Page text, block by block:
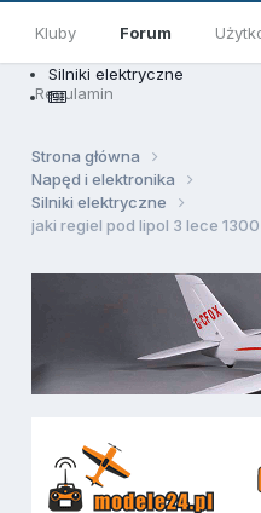
Kluby Forum
Regulamin
Silniki elektryczne
Strona główna
Napęd i elektronika
Silniki elektryczne
jaki regiel pod lipol 3 lece